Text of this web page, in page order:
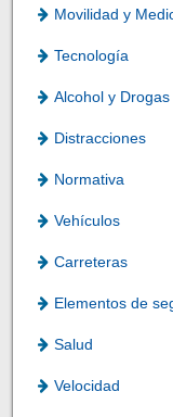
Movilidad y
Tecnología
Alcohol y Drogas
Distracciones
Normativa
Vehículos
Carreteras
Elementos de
Salud
Velocidad